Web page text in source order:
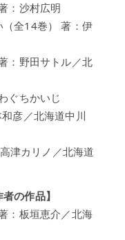
：沙村広明
（全14巻） 著：伊
：野田サトル／北
ぐちかいじ
彦／北海道中川
津カリノ／北海道
の作品】
：板垣恵介／北海